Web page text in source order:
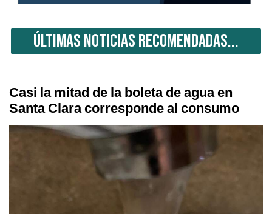
ÚLTIMAS NOTICIAS RECOMENDADAS...
Casi la mitad de la boleta de agua en
Santa Clara corresponde al consumo